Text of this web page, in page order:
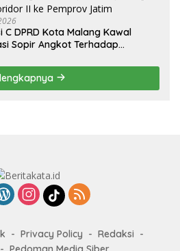
C DPRD Kota Malang Kawal
Sopir Angkot Terhadap
Privacy Policy
Redaksi